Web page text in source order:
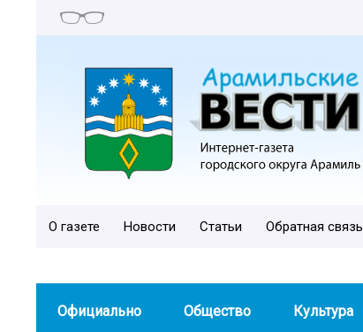
О газете Новости Статьи Обратная связь
Официально Общество Культура